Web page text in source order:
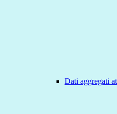
Dati aggregati